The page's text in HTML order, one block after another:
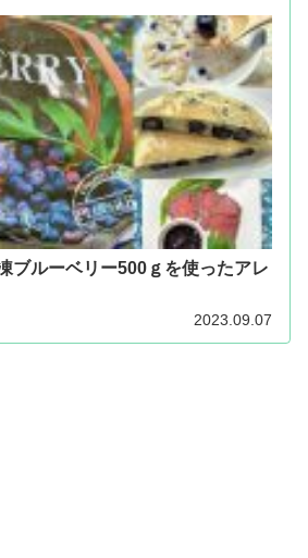
ブルーベリー500ｇを使ったアレ
2023.09.07